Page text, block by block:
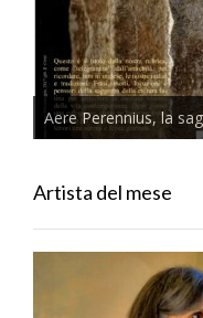
Aere Perennius, la
Artista del mese